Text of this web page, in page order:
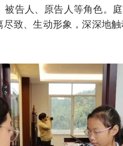
告人、原告人等角色。
致、生动形象，深深地